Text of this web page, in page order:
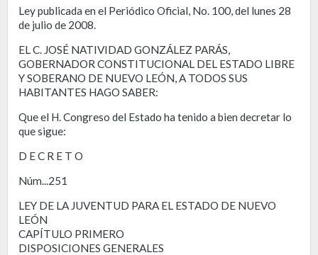
Ley publicada en el Periódico Oficial, No. 100, del lunes 28
de julio de 2008.
EL C. JOSÉ NATIVIDAD GONZÁLEZ PARÁS,
GOBERNADOR CONSTITUCIONAL DEL ESTADO LIBRE
Y SOBERANO DE NUEVO LEÓN, A TODOS SUS
HABITANTES HAGO SABER:
Que el H. Congreso del Estado ha tenido a bien decretar lo
que sigue:
D E C R E T O
Núm...251
LEY DE LA JUVENTUD PARA EL ESTADO DE NUEVO
LEÓN
CAPÍTULO PRIMERO
DISPOSICIONES GENERALES